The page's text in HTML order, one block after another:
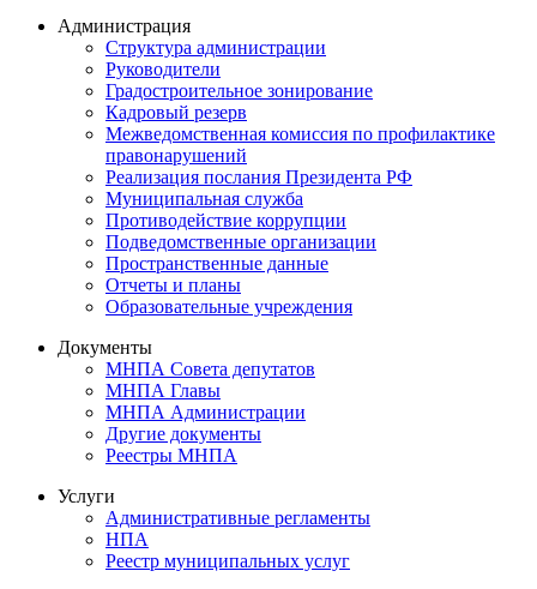
Администрация
Структура администрации
Руководители
Градостроительное зонирование
Кадровый резерв
Межведомственная комиссия по профилактике
правонарушений
Реализация послания Президента РФ
Муниципальная служба
Противодействие коррупции
Подведомственные организации
Пространственные данные
Отчеты и планы
Образовательные учреждения
Документы
МНПА Совета депутатов
МНПА Главы
МНПА Администрации
Другие документы
Реестры МНПА
Услуги
Административные регламенты
НПА
Реестр муниципальных услуг